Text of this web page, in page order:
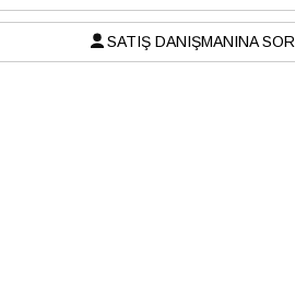
SATIŞ DANIŞMANINA SOR